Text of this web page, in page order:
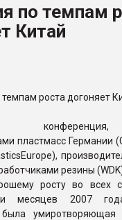
по темпам
Китай
пластмасс Германии
резины
росту во всех
месяцев 2007
была